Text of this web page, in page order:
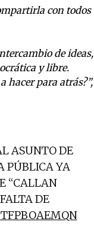
con todos
de ideas,
y libre.
hacer para atrás?”,
ASUNTO DE
PÚBLICA YA
“CALLAN
DE